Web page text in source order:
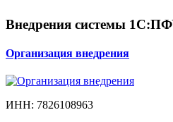
Внедрения системы
Организация внедрения
ИНН: 7826108963